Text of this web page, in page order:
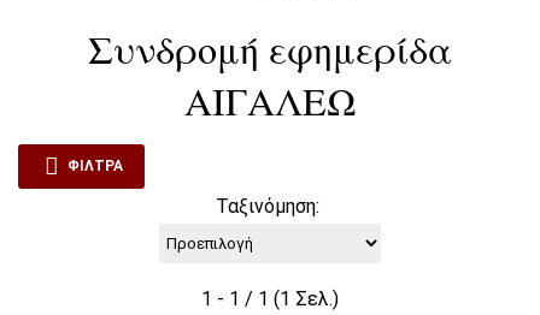
Συνδρομή εφημερίδα
ΑΙΓΑΛΕΩ
ΦΙΛΤΡΑ
Ταξινόμηση:
1 - 1 / 1 (1 Σελ.)